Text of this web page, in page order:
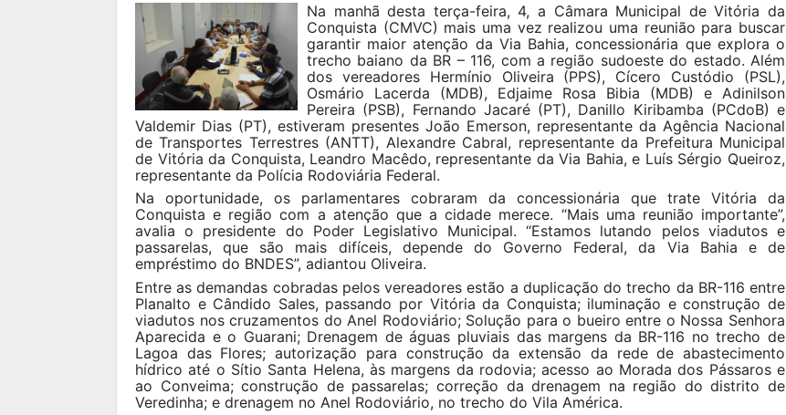
Na manhã desta terça-feira, 4, a Câmara Municipal de Vitória da
Conquista (CMVC) mais uma vez realizou uma reunião para buscar
garantir maior atenção da Via Bahia, concessionária que explora o
trecho baiano da BR – 116, com a região sudoeste do estado. Além
dos vereadores Hermínio Oliveira (PPS), Cícero Custódio (PSL),
Osmário Lacerda (MDB), Edjaime Rosa Bibia (MDB) e Adinilson
Pereira (PSB), Fernando Jacaré (PT), Danillo Kiribamba (PCdoB) e
Valdemir Dias (PT), estiveram presentes João Emerson, representante da Agência Nacional
de Transportes Terrestres (ANTT), Alexandre Cabral, representante da Prefeitura Municipal
de Vitória da Conquista, Leandro Macêdo, representante da Via Bahia, e Luís Sérgio Queiroz,
representante da Polícia Rodoviária Federal.
Na oportunidade, os parlamentares cobraram da concessionária que trate Vitória da
Conquista e região com a atenção que a cidade merece. “Mais uma reunião importante”,
avalia o presidente do Poder Legislativo Municipal. “Estamos lutando pelos viadutos e
passarelas, que são mais difíceis, depende do Governo Federal, da Via Bahia e de
empréstimo do BNDES”, adiantou Oliveira.
Entre as demandas cobradas pelos vereadores estão a duplicação do trecho da BR-116 entre
Planalto e Cândido Sales, passando por Vitória da Conquista; iluminação e construção de
viadutos nos cruzamentos do Anel Rodoviário; Solução para o bueiro entre o Nossa Senhora
Aparecida e o Guarani; Drenagem de águas pluviais das margens da BR-116 no trecho de
Lagoa das Flores; autorização para construção da extensão da rede de abastecimento
hídrico até o Sítio Santa Helena, às margens da rodovia; acesso ao Morada dos Pássaros e
ao Conveima; construção de passarelas; correção da drenagem na região do distrito de
Veredinha; e drenagem no Anel Rodoviário, no trecho do Vila América.